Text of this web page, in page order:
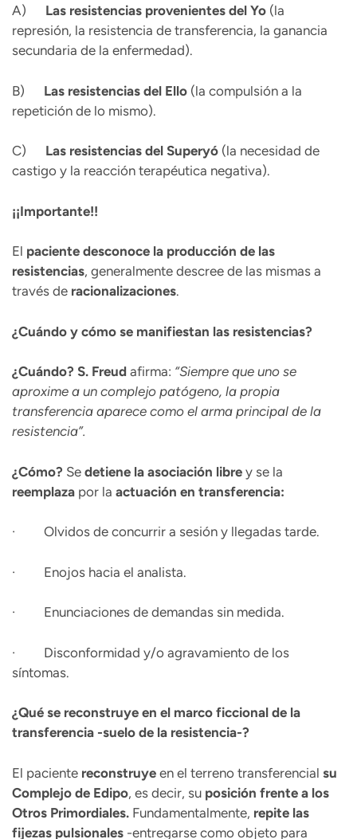
A) Las resistencias provenientes del Yo (la
represión, la resistencia de transferencia, la ganancia
secundaria de la enfermedad).
B) Las resistencias del Ello (la compulsión a la
repetición de lo mismo).
C) Las resistencias del Superyó (la necesidad de
castigo y la reacción terapéutica negativa).
¡¡Importante!!
El paciente desconoce la producción de las
resistencias, generalmente descree de las mismas a
través de racionalizaciones.
¿Cuándo y cómo se manifiestan las resistencias?
¿Cuándo? S. Freud afirma: “Siempre que uno se
aproxime a un complejo patógeno, la propia
transferencia aparece como el arma principal de la
resistencia”.
¿Cómo? Se detiene la asociación libre y se la
reemplaza por la actuación en transferencia:
· Olvidos de concurrir a sesión y llegadas tarde.
· Enojos hacia el analista.
· Enunciaciones de demandas sin medida.
· Disconformidad y/o agravamiento de los
síntomas.
¿Qué se reconstruye en el marco ficcional de la
transferencia -suelo de la resistencia-?
El paciente reconstruye en el terreno transferencial su
Complejo de Edipo, es decir, su posición frente a los
Otros Primordiales. Fundamentalmente, repite las
fijezas pulsionales -entregarse como objeto para